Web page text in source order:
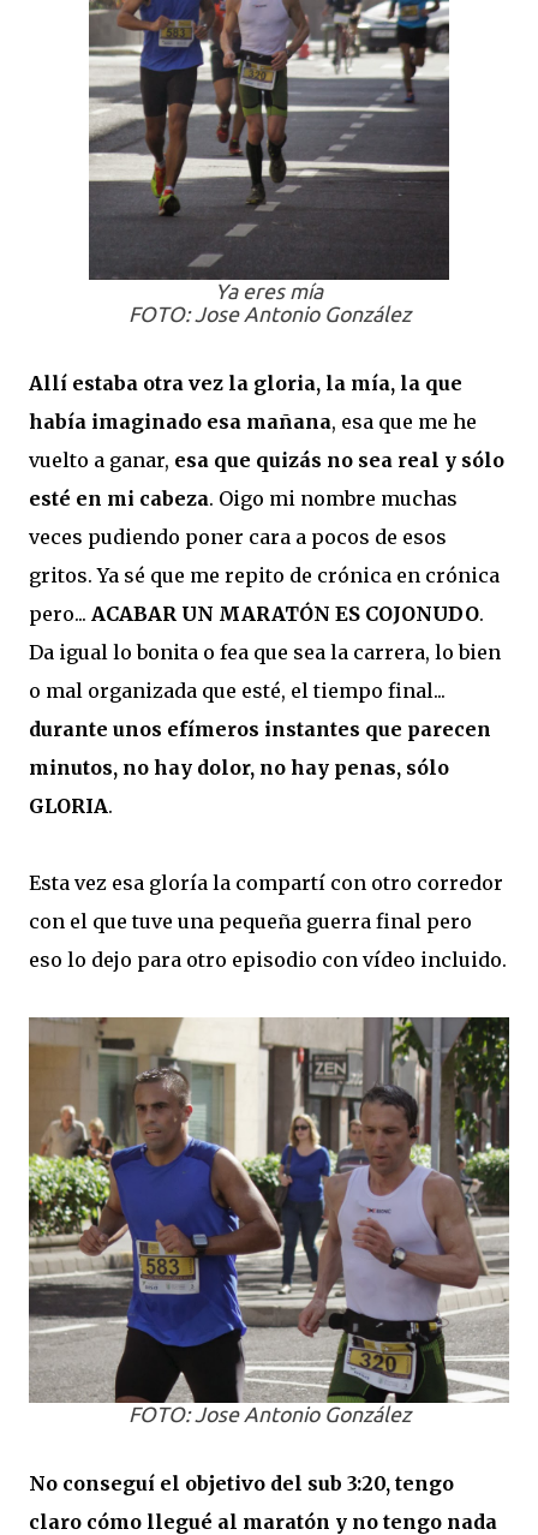
Ya eres mía
FOTO: Jose Antonio González
Allí estaba otra vez la gloria, la mía, la que
había imaginado esa mañana, esa que me he
vuelto a ganar, esa que quizás no sea real y sólo
esté en mi cabeza. Oigo mi nombre muchas
veces pudiendo poner cara a pocos de esos
gritos. Ya sé que me repito de crónica en crónica
pero... ACABAR UN MARATÓN ES COJONUDO.
Da igual lo bonita o fea que sea la carrera, lo bien
o mal organizada que esté, el tiempo final...
durante unos efímeros instantes que parecen
minutos, no hay dolor, no hay penas, sólo
GLORIA.
Esta vez esa gloría la compartí con otro corredor
con el que tuve una pequeña guerra final pero
eso lo dejo para otro episodio con vídeo incluido.
FOTO: Jose Antonio González
No conseguí el objetivo del sub 3:20, tengo
claro cómo llegué al maratón y no tengo nada